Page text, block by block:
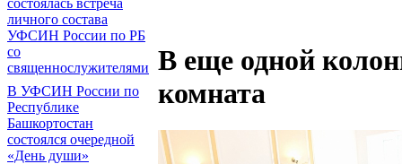
состоялась встреча
личного состава
УФСИН России по РБ
со
священнослужителями
В УФСИН России по
Республике
Башкортостан
состоялся очередной
«День души»
В еще одной
комната